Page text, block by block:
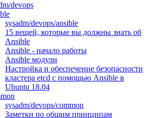
devops
sysadm/devops/ansible
15 вещей, которые вы должны знать об
Ansible
Ansible - начало работы
Ansible модули
Настройка и обеспечение безопасности
кластера etcd с помощью Ansible в
Ubuntu 18.04
sysadm/devops/common
Заметки по общим принципам